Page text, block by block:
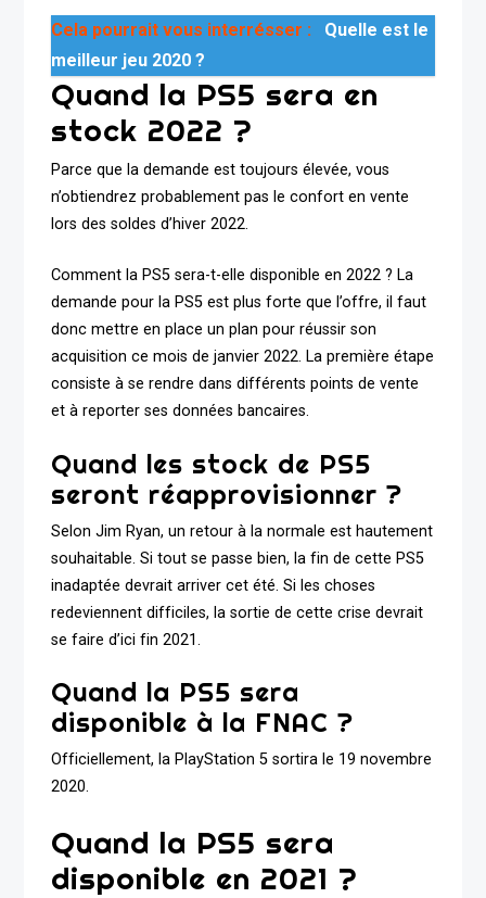
Cela pourrait vous interrésser :
Quelle est le
meilleur jeu 2020 ?
Quand la PS5 sera en
stock 2022 ?
Parce que la demande est toujours élevée, vous
n’obtiendrez probablement pas le confort en vente
lors des soldes d’hiver 2022.
Comment la PS5 sera-t-elle disponible en 2022 ? La
demande pour la PS5 est plus forte que l’offre, il faut
donc mettre en place un plan pour réussir son
acquisition ce mois de janvier 2022. La première étape
consiste à se rendre dans différents points de vente
et à reporter ses données bancaires.
Quand les stock de PS5
seront réapprovisionner ?
Selon Jim Ryan, un retour à la normale est hautement
souhaitable. Si tout se passe bien, la fin de cette PS5
inadaptée devrait arriver cet été. Si les choses
redeviennent difficiles, la sortie de cette crise devrait
se faire d’ici fin 2021.
Quand la PS5 sera
disponible à la FNAC ?
Officiellement, la PlayStation 5 sortira le 19 novembre
2020.
Quand la PS5 sera
disponible en 2021 ?